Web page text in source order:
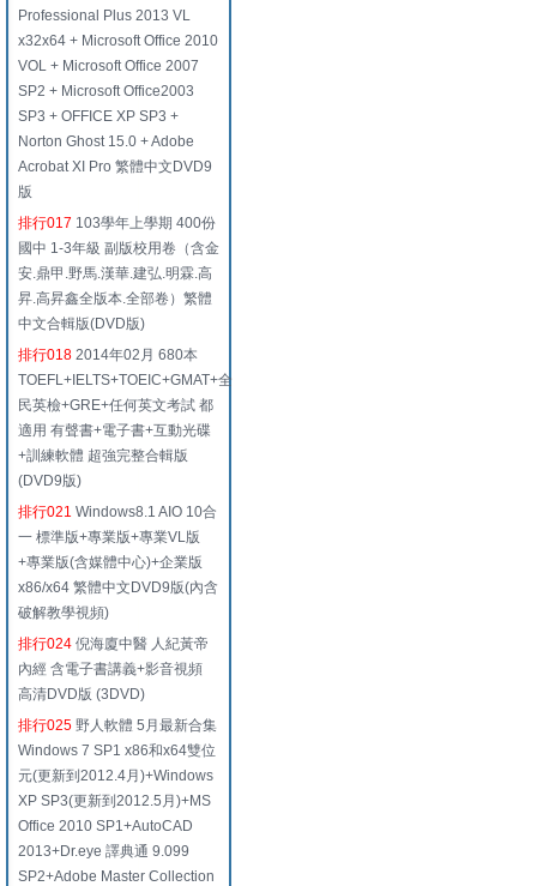
Professional Plus 2013 VL
x32x64 + Microsoft Office 2010
VOL + Microsoft Office 2007
SP2 + Microsoft Office2003
SP3 + OFFICE XP SP3 +
Norton Ghost 15.0 + Adobe
Acrobat XI Pro 繁體中文DVD9
版
排行017 103學年上學期 400份
國中 1-3年級 副版校用卷（含金
安.鼎甲.野馬.漢華.建弘.明霖.高
昇.高昇鑫全版本.全部卷）繁體
中文合輯版(DVD版)
排行018 2014年02月 680本
TOEFL+IELTS+TOEIC+GMAT+全
民英檢+GRE+任何英文考試 都
適用 有聲書+電子書+互動光碟
+訓練軟體 超強完整合輯版
(DVD9版)
排行021 Windows8.1 AIO 10合
一 標準版+專業版+專業VL版
+專業版(含媒體中心)+企業版
x86/x64 繁體中文DVD9版(內含
破解教學視頻)
排行024 倪海廈中醫 人紀黃帝
內經 含電子書講義+影音視頻
高清DVD版 (3DVD)
排行025 野人軟體 5月最新合集
Windows 7 SP1 x86和x64雙位
元(更新到2012.4月)+Windows
XP SP3(更新到2012.5月)+MS
Office 2010 SP1+AutoCAD
2013+Dr.eye 譯典通 9.099
SP2+Adobe Master Collection